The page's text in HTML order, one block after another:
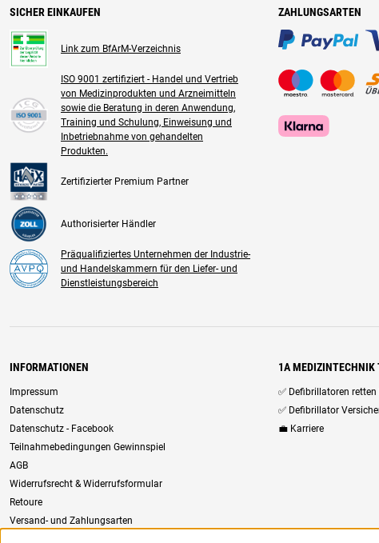
SICHER EINKAUFEN
Link zum BfArM-Verzeichnis
ISO 9001 zertifiziert - Handel und Vertrieb
von Medizinprodukten und Arzneimitteln
sowie die Beratung in deren Anwendung,
Training und Schulung, Einweisung und
Inbetriebnahme von gehandelten
Produkten.
Zertifizierter Premium Partner
Authorisierter Händler
Präqualifiziertes Unternehmen der Industrie-
und Handelskammern für den Liefer- und
Dienstleistungsbereich
ZAHLUNGSARTEN
INFORMATIONEN
Impressum
Datenschutz
Datenschutz - Facebook
Teilnahmebedingungen Gewinnspiel
AGB
Widerrufsrecht & Widerrufsformular
Retoure
Versand- und Zahlungsarten
1A MEDIZINTECHNIK
✅ Defibrillatoren retten
✅ Defibrillator
💼 Karriere